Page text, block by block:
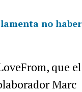
no haber
que el
Marc